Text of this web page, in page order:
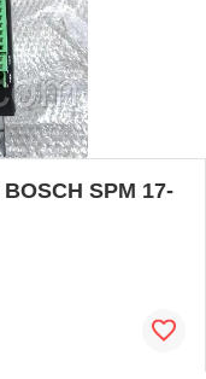
SPM 17-